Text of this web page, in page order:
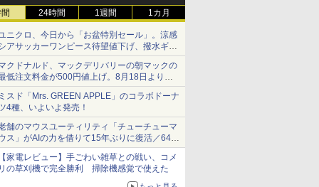
24時間 1週間 1カ月
ニクロ、今日から「お盆特別セール」。涼感
アサッカーワンピース待望値下げ、撥水ギア
ョーツは1990円に
クドナルド、マックデリバリーの朝マックの
低注文料金が500円値上げ。8月18日より
円から受付
スド「Mrs. GREEN APPLE」のコラボドーナ
4種、いよいよ発売！
舗のマウスユーティリティ「チューチューマ
ス」がAIの力を借りて15年ぶりに復活／64bit
、Windows 10/11、「Chrome」も走り回
。復活記念で2026年末まで500円
家電レビュー】手ごわい雑草との戦い、コメ
の草刈機で完全勝利 掃除機感覚で使えた